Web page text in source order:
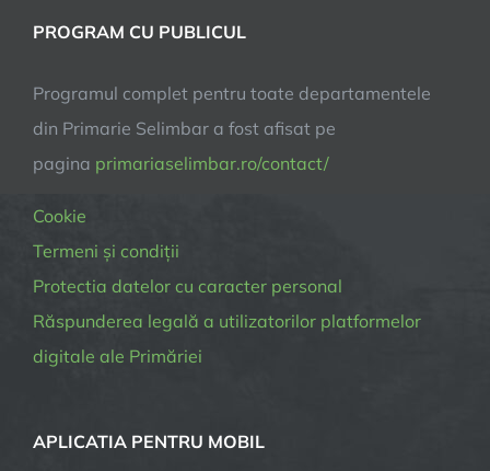
PROGRAM CU PUBLICUL
Programul complet pentru toate departamentele
din Primarie Selimbar a fost afisat pe
pagina primariaselimbar.ro/contact/
Cookie
Termeni și condiții
Protectia datelor cu caracter personal
Răspunderea legală a utilizatorilor platformelor
digitale ale Primăriei
APLICATIA PENTRU MOBIL